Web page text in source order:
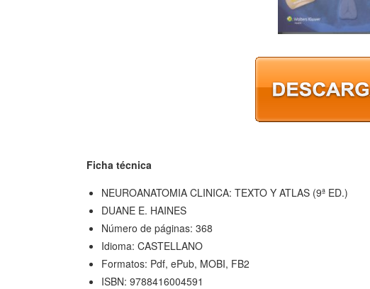
Ficha técnica
NEUROANATOMIA CLINICA: TEXTO Y ATLAS (9ª ED.)
DUANE E. HAINES
Número de páginas: 368
Idioma: CASTELLANO
Formatos: Pdf, ePub, MOBI, FB2
ISBN: 9788416004591